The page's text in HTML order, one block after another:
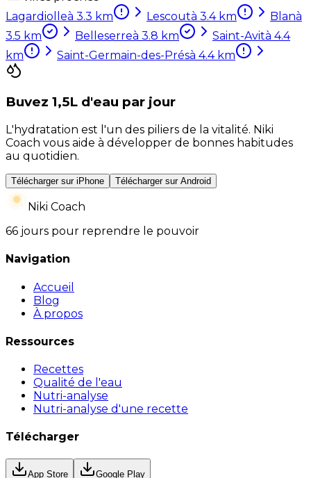
Lagardiolleà 3.3 km Lescoutà 3.4km Blanà
3.5 km Belleserreà 3.8 km Saint-Avità 4.4
km
Saint-Germain-des-Présà 4.4km
Buvez 1,5L d'eau par jour
L'hydratation est l'un des piliers de la vitalité. Niki
Coach vous aide à développer de bonnes habitudes
au quotidien.
Télécharger sur iPhone Télécharger sur Android
Niki Coach
66 jours pour reprendre le pouvoir
Navigation
Accueil
Blog
À propos
Ressources
Recettes
Qualité de l'eau
Nutri-analyse
Nutri-analyse d'une recette
Télécharger
App Store Google Play